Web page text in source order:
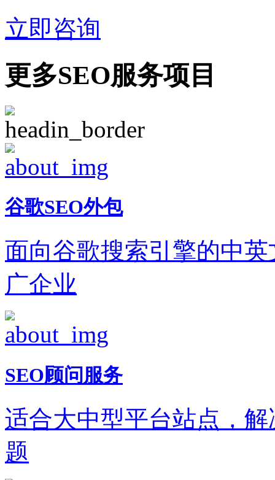
立即咨询
更多SEO服务项目
谷歌SEO外包
面向谷歌搜索引擎的中
广企业
SEO顾问服务
适合大中型平台站点，
题